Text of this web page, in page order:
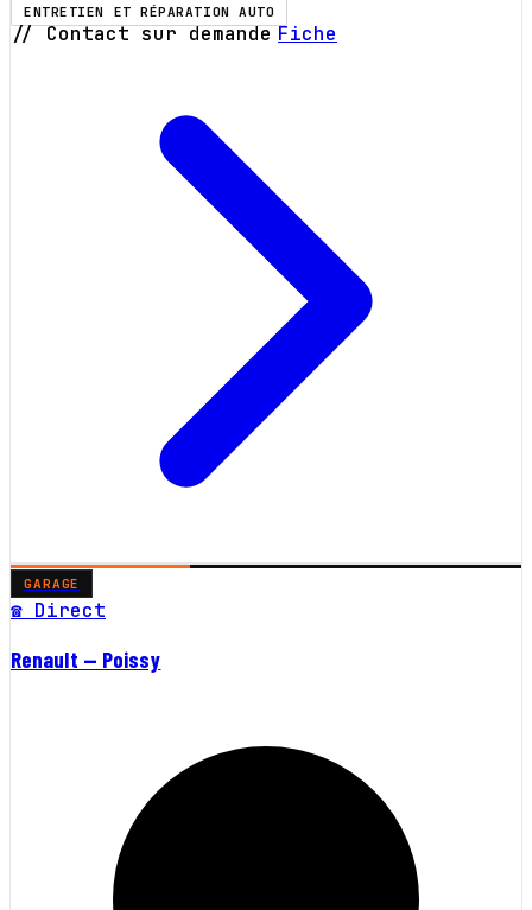
ENTRETIEN ET RÉPARATION AUTO
// Contact sur demande Fiche
GARAGE
☎ Direct
Renault — Poissy